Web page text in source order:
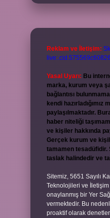
Reklam ve İletişim:
Yasal Uyarı: Bu
marka, kurum veya
bağlantısı
kendi hazırladığımız
paylaşılmaktadır.
haber niteliği
ve kişiler hakkında
Gerçek kurum ve
tamamen tesadüfidir.
taslak halindedir ve
Sitemiz, 5651 Sayılı
Teknolojileri ve İletişim
onaylanmış bir Yer
vermektedir. Bu
proaktif olarak